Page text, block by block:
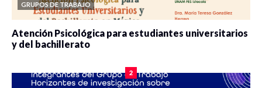
GRUPOS DE TRABAJO
Atención Psicológica para estudiantes universitarios
y del bachillerato
2